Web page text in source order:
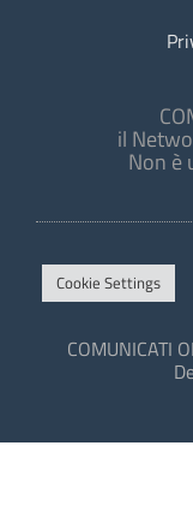
il
Non è
Cookie Settings
COMUNICATI